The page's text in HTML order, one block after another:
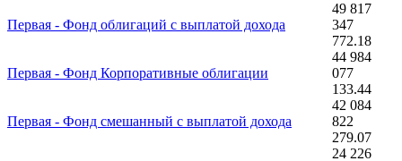
Первая - Фонд облигаций с выплатой дохода
49 817
347
772.18
Первая - Фонд Корпоративные облигации
44 984
077
133.44
Первая - Фонд смешанный с выплатой дохода
42 084
822
279.07
24 226